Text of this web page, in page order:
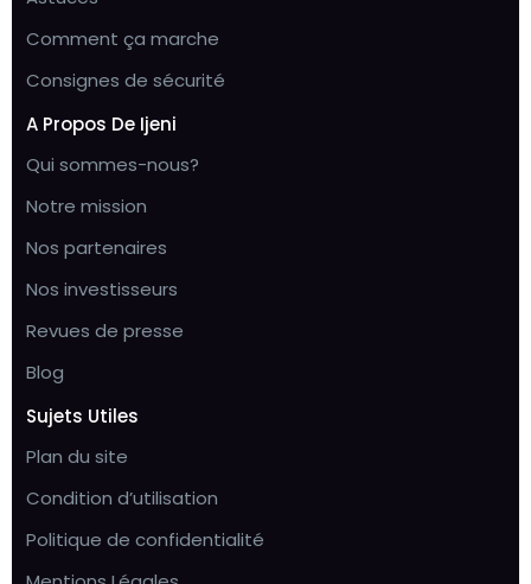
Comment ça marche
Consignes de sécurité
A Propos De Ijeni
Qui sommes-nous?
Notre mission
Nos partenaires
Nos investisseurs
Revues de presse
Blog
Sujets Utiles
Plan du site
Condition d’utilisation
Politique de confidentialité